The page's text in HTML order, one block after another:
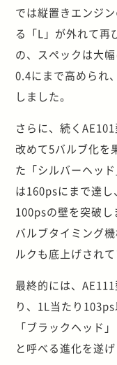
では縦置きエンジ
る「L」が外れて再
の、スペックは大
0.4にまで高められ
しました。
さらに、続く
改めて5バルブ化を
た「シルバーヘッ
は160psにまで達
100psの壁を突破
バルブタイミング
ルクも底上げされて
最終的には、
り、1L当たり
「ブラックヘッド
と呼べる進化を遂げ